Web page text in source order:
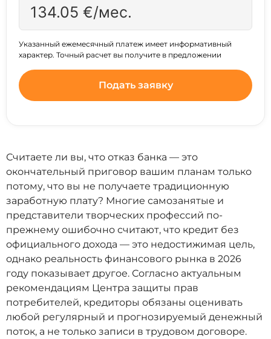
134.05 €/мес.
Указанный ежемесячный платеж имеет информативный
характер. Точный расчет вы получите в предложении
Подать заявку
Считаете ли вы, что отказ банка — это
окончательный приговор вашим планам только
потому, что вы не получаете традиционную
заработную плату? Многие самозанятые и
представители творческих профессий по-
прежнему ошибочно считают, что кредит без
официального дохода — это недостижимая цель,
однако реальность финансового рынка в 2026
году показывает другое. Согласно актуальным
рекомендациям Центра защиты прав
потребителей, кредиторы обязаны оценивать
любой регулярный и прогнозируемый денежный
поток, а не только записи в трудовом договоре.